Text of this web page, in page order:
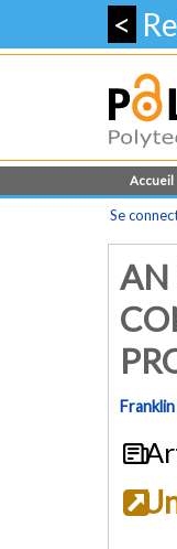
<
Accueil
Se
AN